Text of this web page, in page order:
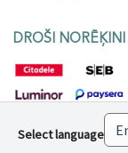
DROŠI NORĒĶINI
Select language